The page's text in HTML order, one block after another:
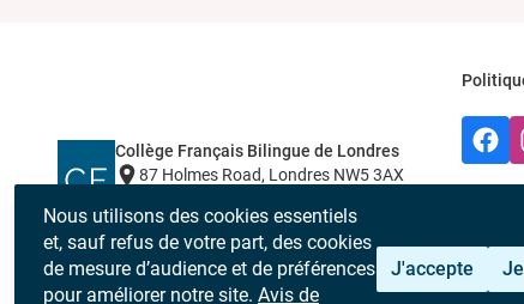
Collège Français Bilingue de Londres
87 Holmes Road, Londres NW5 3AX
Design
Société
caritative
Nous utilisons des cookies essentiels
et, sauf refus de votre part, des cookies
de mesure d’audience et de préférences
pour améliorer notre site. Avis de
J'accepte